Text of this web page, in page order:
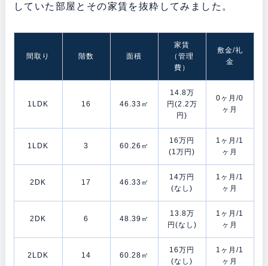
していた部屋とその家賃を抜粋してみました。
間取り 階数 面積
家賃
（管理
費）
敷金/礼
金
1LDK 16 46.33㎡
14.8万
円(2.2万
円)
0ヶ月/0
ヶ月
1LDK 3 60.26㎡
16万円
(1万円)
1ヶ月/1
ヶ月
2DK 17 46.33㎡
14万円
(なし)
1ヶ月/1
ヶ月
2DK 6 48.39㎡
13.8万
円(なし)
1ヶ月/1
ヶ月
2LDK 14 60.28㎡
16万円
(なし)
1ヶ月/1
ヶ月